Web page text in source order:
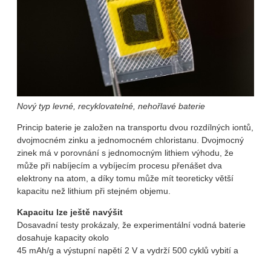
Nový typ levné, recyklovatelné, nehořlavé baterie
Princip baterie je založen na transportu dvou rozdílných iontů,
dvojmocném zinku a jednomocném chloristanu. Dvojmocný
zinek má v porovnání s jednomocným lithiem výhodu, že
může při nabíjecím a vybíjecím procesu přenášet dva
elektrony na atom, a díky tomu může mít teoreticky větší
kapacitu než lithium při stejném objemu.
Kapacitu lze ještě navýšit
Dosavadní testy prokázaly, že experimentální vodná baterie
dosahuje kapacity okolo
45 mAh/g a výstupní napětí 2 V a vydrží 500 cyklů vybití a